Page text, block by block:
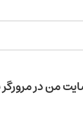
مرورگر برای